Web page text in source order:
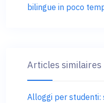
bilingue in poco
Articles similaires
Alloggi per studenti: